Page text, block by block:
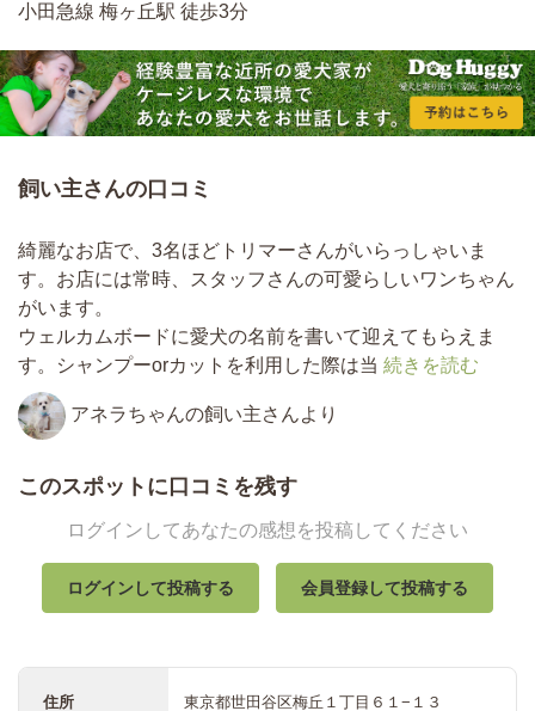
小田急線 梅ヶ丘駅 徒歩3分
飼い主さんの口コミ
綺麗なお店で、3名ほどトリマーさんがいらっしゃいま
す。お店には常時、スタッフさんの可愛らしいワンちゃん
がいます。
ウェルカムボードに愛犬の名前を書いて迎えてもらえま
す。シャンプーorカットを利用した際は当 続きを読む
アネラちゃんの飼い主さんより
このスポットに口コミを残す
ログインしてあなたの感想を投稿してください
ログインして投稿する 会員登録して投稿する
住所 東京都世田谷区梅丘１丁目６１−１３